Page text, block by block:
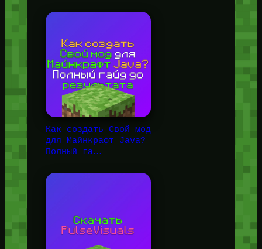
Как создать Свой мод
для Майнкрафт Java?
Полный га…